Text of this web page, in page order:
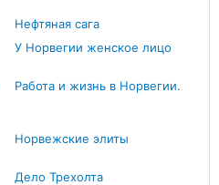
Нефтяная сага
У Норвегии женское лицо
Работа и жизнь в Норвегии.
Норвежские элиты
Дело Трехолта